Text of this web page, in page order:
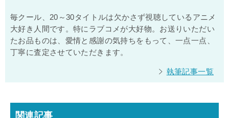
毎クール、20～30タイトルは欠かさず視聴しているアニメ
大好き人間です。特にラブコメが大好物。お送りいただい
たお品ものは、愛情と感謝の気持ちをもって、一点一点、
丁寧に査定させていただきます。
執筆記事一覧
関連記事